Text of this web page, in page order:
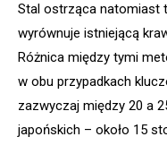
Stal ostrząca natomiast
wyrównuje istniejącą
Różnica między tymi
w obu przypadkach
zazwyczaj między 20 a
japońskich – około 15